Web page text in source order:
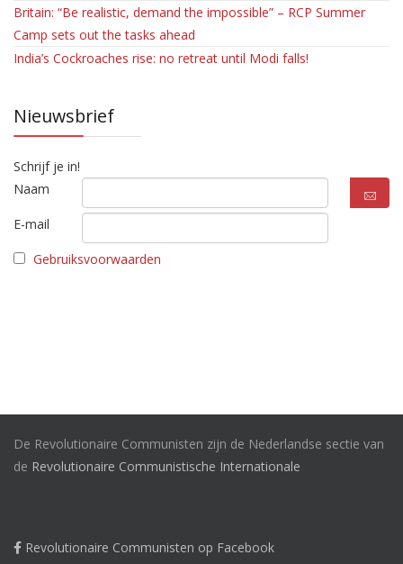
Britain: “Be realistic, demand the impossible” – RCP Summer
Camp sets out the tasks ahead
India’s Cockroaches rise: no retreat until Modi falls!
Nieuwsbrief
Schrijf je in!
Naam
E-mail
Gebruiksvoorwaarden
De Revolutionaire Communisten zijn de Nederlandse sectie van
de Revolutionaire Communistische Internationale
Revolutionaire Communisten op Facebook